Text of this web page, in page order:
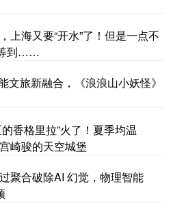
上海又要“开水”了！但是一点不
到……
文旅新融合，《浪浪山小妖怪》
香格里拉”火了！夏季均温
崎骏的天空城堡
聚合破除AI 幻觉，物理智能